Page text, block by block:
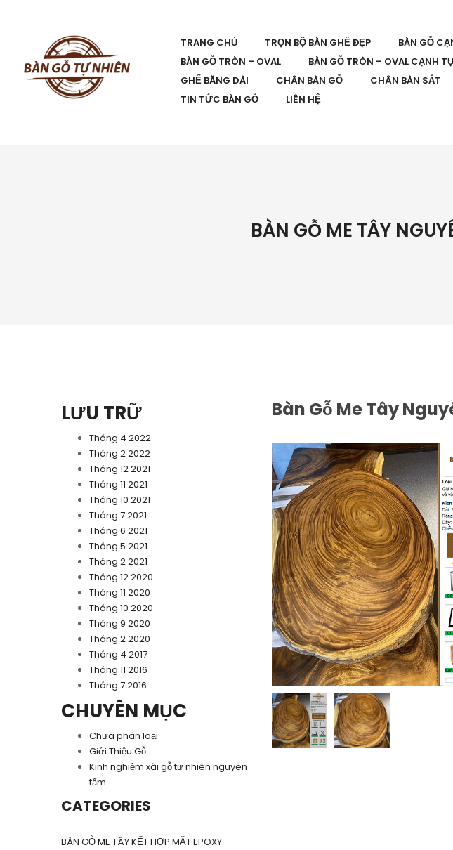
TRANG CHỦ TRỌN BỘ BÀN GHẾ ĐẸP BÀN GỖ
BÀN GỖ TRÒN – OVAL
BÀN GỖ TRÒN – OVAL CẠNH
GHẾ BĂNG DÀI
CHÂN BÀN GỖ CHÂN BÀN SẮT
TIN TỨC BÀN GỖ
LIÊN HỆ
BÀN GỖ ME TÂY
LƯU TRỮ
Tháng 4 2022
Tháng 2 2022
Tháng 12 2021
Tháng 11 2021
Tháng 10 2021
Tháng 7 2021
Tháng 6 2021
Tháng 5 2021
Tháng 2 2021
Tháng 12 2020
Tháng 11 2020
Tháng 10 2020
Tháng 9 2020
Tháng 2 2020
Tháng 4 2017
Tháng 11 2016
Tháng 7 2016
CHUYÊN MỤC
Chưa phân loại
Giới Thiệu Gỗ
Kinh nghiệm xài gỗ tự nhiên nguyên
tấm
CATEGORIES
BÀN GỖ ME TÂY KẾT HỢP MẶT EPOXY
Bàn Gỗ Me Tây